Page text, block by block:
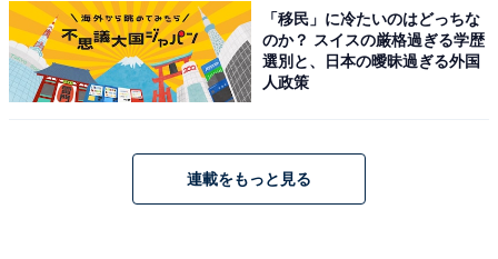
「移民」に冷たいのはどっちな
のか？ スイスの厳格過ぎる学歴
選別と、日本の曖昧過ぎる外国
人政策
連載をもっと見る